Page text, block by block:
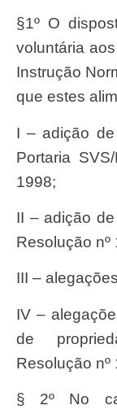
§1º O disposto no caput se aplica de forma
voluntária
Instrução
que estes
I – adição de nutrientes essenciais, conforme
Portaria
1998;
II – adição de substâncias bioativas, conforme
Resolução nº
III –
IV – alegações de propriedades funcionais ou
de
Resolução nº
§ 2º No